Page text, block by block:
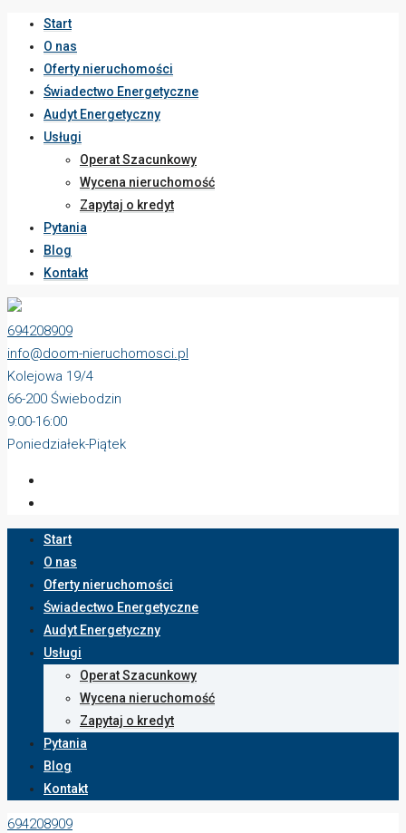
Start
O nas
Oferty nieruchomości
Świadectwo Energetyczne
Audyt Energetyczny
Usługi
Operat Szacunkowy
Wycena nieruchomość
Zapytaj o kredyt
Pytania
Blog
Kontakt
694208909
info@doom-nieruchomosci.pl
Kolejowa 19/4
66-200 Świebodzin
9:00-16:00
Poniedziałek-Piątek
Start
O nas
Oferty nieruchomości
Świadectwo Energetyczne
Audyt Energetyczny
Usługi
Operat Szacunkowy
Wycena nieruchomość
Zapytaj o kredyt
Pytania
Blog
Kontakt
694208909